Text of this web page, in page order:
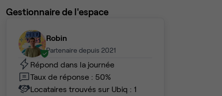
Gestionnaire de l'espace
Robin
Partenaire depuis 2021
Répond dans la journée
Taux de réponse : 50%
Locataires trouvés sur Ubiq : 1